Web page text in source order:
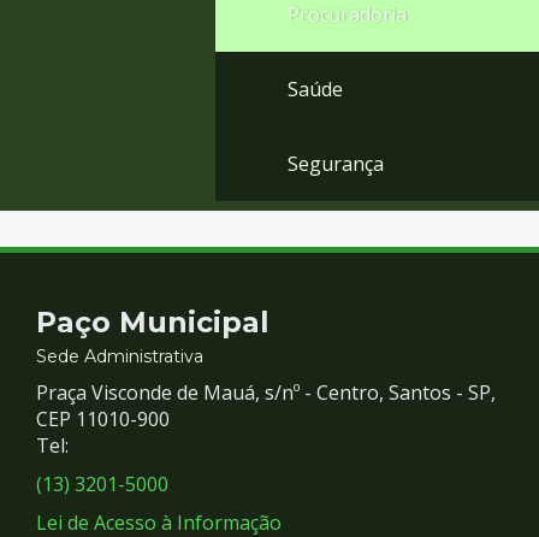
Procuradoria
Saúde
Segurança
Contato
e
Redes
Sociais
Paço Municipal
Sede Administrativa
Praça Visconde de Mauá, s/nº - Centro, Santos - SP,
CEP 11010-900
Tel:
(13) 3201-5000
Lei de Acesso à Informação